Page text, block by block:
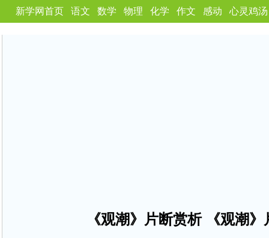
新学网首页 语文 数学 物理 化学 作文 感动 心灵鸡汤
《观潮》片断赏析 《观潮